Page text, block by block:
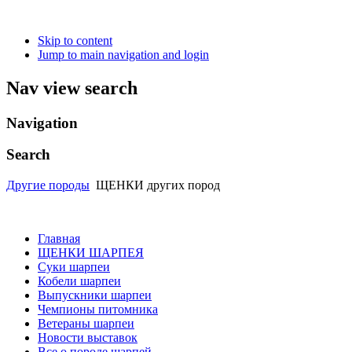
Skip to content
Jump to main navigation and login
Nav view search
Navigation
Search
Другие породы ЩЕНКИ других пород
Главная
ЩЕНКИ ШАРПЕЯ
Суки шарпеи
Кобели шарпеи
Выпускники шарпеи
Чемпионы питомника
Ветераны шарпеи
Новости выставок